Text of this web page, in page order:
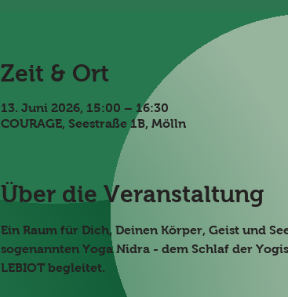
Zeit & Ort
13. Juni 2026, 15:00 – 16:30
COURAGE, Seestraße 1B, Mölln
Über die Veranstaltung
Ein Raum für Dich, Deinen Körper, Geist und
sogenannten Yoga Nidra - dem Schlaf der
LEBIOT begleitet.